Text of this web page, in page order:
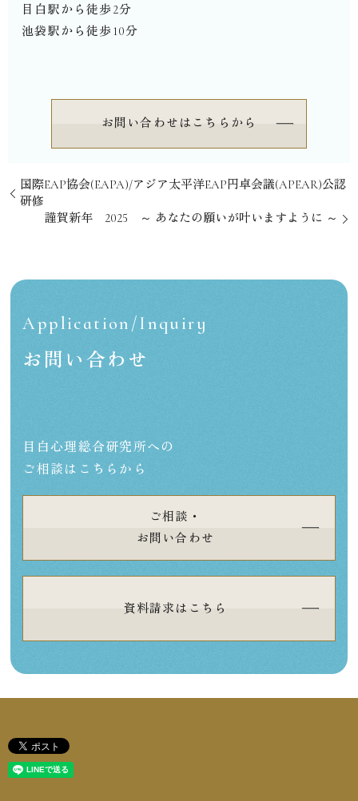
目白駅から徒歩2分
池袋駅から徒歩10分
お問い合わせはこちらから
国際EAP協会(EAPA)/アジア太平洋EAP円卓会議(APEAR)公認
研修
謹賀新年 2025 ～ あなたの願いが叶いますように ～
Application/Inquiry
お問い合わせ
目白心理総合研究所への
ご相談はこちらから
ご相談・
お問い合わせ
資料請求はこちら